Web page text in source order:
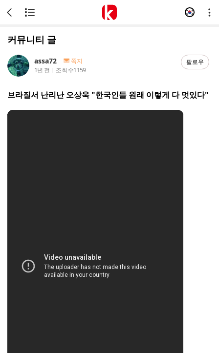
커뮤니티 글
assa72
쪽지
1년 전
조회 수1159
팔로우
브라질서 난리난 오상욱 "한국인들 원래 이렇게 다 멋있다"